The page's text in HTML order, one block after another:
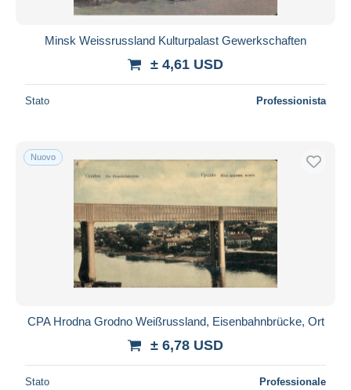
Minsk Weissrussland Kulturpalast Gewerkschaften
± 4,61 USD
Stato Professionista
Nuovo
CPA Hrodna Grodno Weißrussland, Eisenbahnbrücke, Ort
± 6,78 USD
Stato Professionale